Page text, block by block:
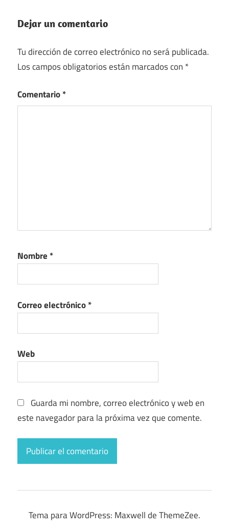
Dejar un comentario
Tu dirección de correo electrónico no será publicada.
Los campos obligatorios están marcados con *
Comentario*
Nombre *
Correo electrónico*
Web
Guarda mi nombre, correo electrónico y web en
este navegador para la próxima vez que comente.
Tema para WordPress: Maxwell de ThemeZee.